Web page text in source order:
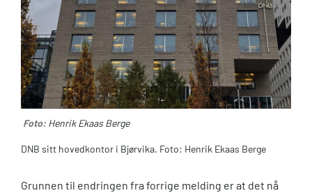
Foto: Henrik Ekaas Berge
DNB sitt hovedkontor i Bjørvika. Foto: Henrik Ekaas Berge
Grunnen til endringen fra forrige melding er at det nå